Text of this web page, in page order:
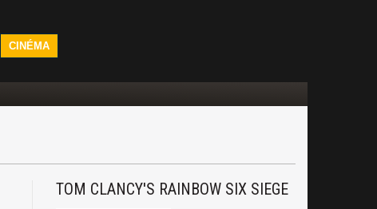
CINÉMA
TOM CLANCY'S RAINBOW SIX SIEGE